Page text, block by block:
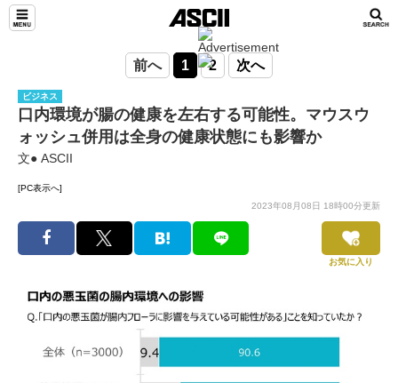
前へ 1 2 次へ
ビジネス
口内環境が腸の健康を左右する可能性。マウスウ
ォッシュ併用は全身の健康状態にも影響か
文● ASCII
[PC表示へ]
2023年08月08日 18時00分更新
お気に入り